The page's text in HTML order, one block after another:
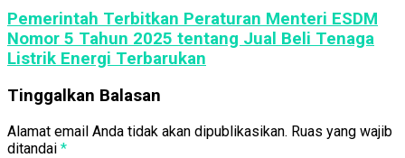
Pemerintah Terbitkan Peraturan Menteri ESDM
Nomor 5 Tahun 2025 tentang Jual Beli Tenaga
Listrik Energi Terbarukan
Tinggalkan Balasan
Alamat email Anda tidak akan dipublikasikan. Ruas yang wajib
ditandai *